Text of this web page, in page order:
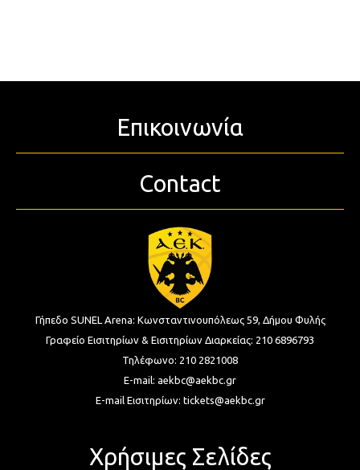
Επικοινωνία
Contact
Γήπεδο SUNEL Arena: Κωνσταντινουπόλεως 59, Δήμου Φυλής
Γραφείο Εισιτηρίων & Εισιτηρίων Διαρκείας: 210 6896793
Τηλέφωνο: 210 2821008
E-mail: aekbc@aekbc.gr
E-mail Εισιτηρίων: tickets@aekbc.gr
Χρήσιμες Σελίδες